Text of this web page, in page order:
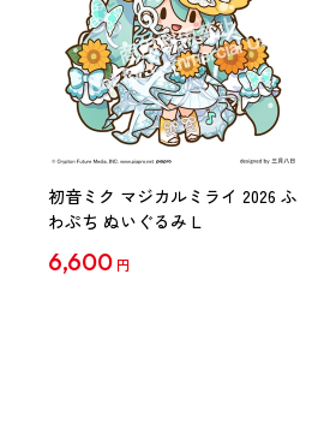
初音ミク マジカルミライ 2026 ふ
わぷち ぬいぐるみ L
6,600 円